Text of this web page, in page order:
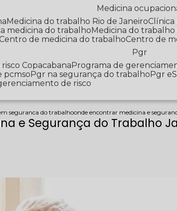
Medicina
Medicina do trabalho Rio de Janeiro
medicina do trabalho Medicina do trabalho
Centro de medicina do trabalho Centro de
Pgr
Copacabana
Programa de
pcmso Pgr na segurança do trabalho Pgr
de risco
seguranca do trabalhoonde encontrar medicina e
e Segurança do Trabalho